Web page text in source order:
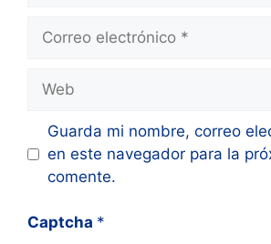
electrónico
Guarda mi nombre, correo
en este navegador para la
comente.
Captcha *